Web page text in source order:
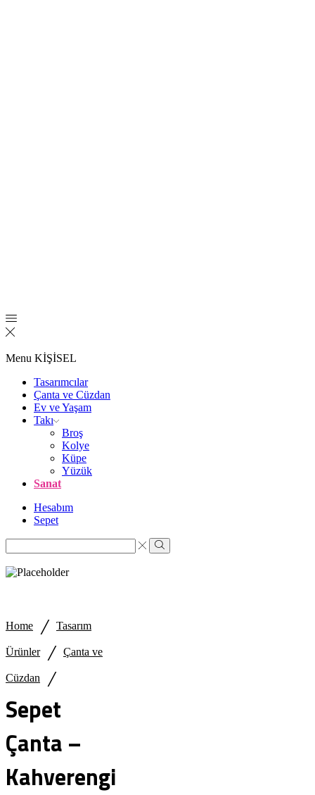
Menu KİŞİSEL
Tasarımcılar
Çanta ve Cüzdan
Ev ve Yaşam
Takı
Broş
Kolye
Küpe
Yüzük
Sanat
Hesabım
Sepet
Search
input
Search
Home / Tasarım
Ürünler / Çanta ve
Cüzdan /
Sepet
Çanta –
Kahverengi